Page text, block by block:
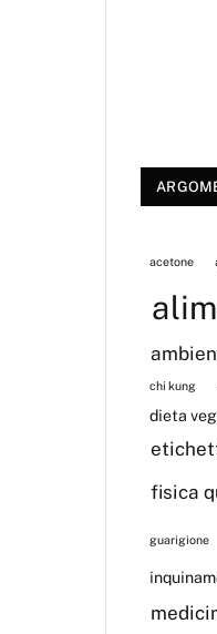
acetone
chi kung
dieta
fisica
guarigione